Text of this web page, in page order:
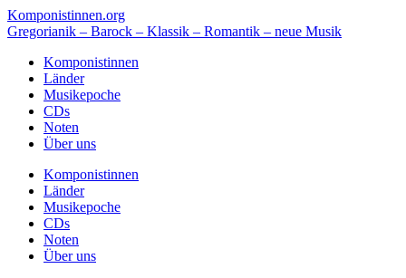
Komponistinnen.org
Gregorianik – Barock – Klassik – Romantik – neue Musik
Komponistinnen
Länder
Musikepoche
CDs
Noten
Über uns
Komponistinnen
Länder
Musikepoche
CDs
Noten
Über uns